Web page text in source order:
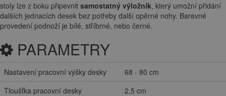
stoly lze z boku připevnit samostatný výložník, který umožní přidání
dalších jednacích desek bez potřeby další opěrné nohy. Barevné
provedení podnoží je bílé, stříbrné, nebo černé.
PARAMETRY
Nastavení pracovní výšky desky
68 - 80 cm
Tloušťka pracovní desky
2,5 cm